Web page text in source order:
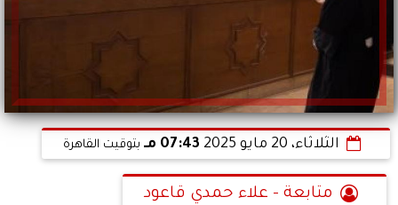
الثلاثاء، 20 مايو 2025 07:43 مـ بتوقيت القاهرة
متابعة - علاء حمدي قاعود